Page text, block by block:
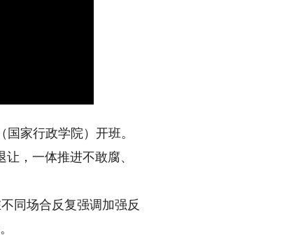
家行政学院）开班。
，一体推进不敢腐、
同场合反复强调加强反